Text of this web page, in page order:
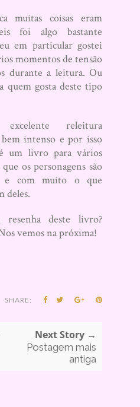
muitas coisas eram
foi algo bastante
em particular gostei
momentos de tensão
durante a leitura. Ou
quem gosta deste tipo
releitura
intenso e por isso
um livro para vários
os personagens são
e com muito o que
deles.
deste livro?
vemos na próxima!
SHARE:
Next Story →
Postagem mais
antiga